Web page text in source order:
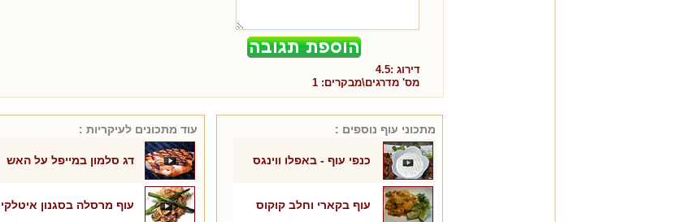
דירוג :4.5
מס' מדרגים\מבקרים: 1
מתכוני עוף נוספים :
כנפי עוף - באפלו ווינגס
עוף בקארי וחלב קוקוס
עוד מתכונים לעיקריות :
דג סלמון במייפל על האש
עוף מרסלה בסגנון איטלקי